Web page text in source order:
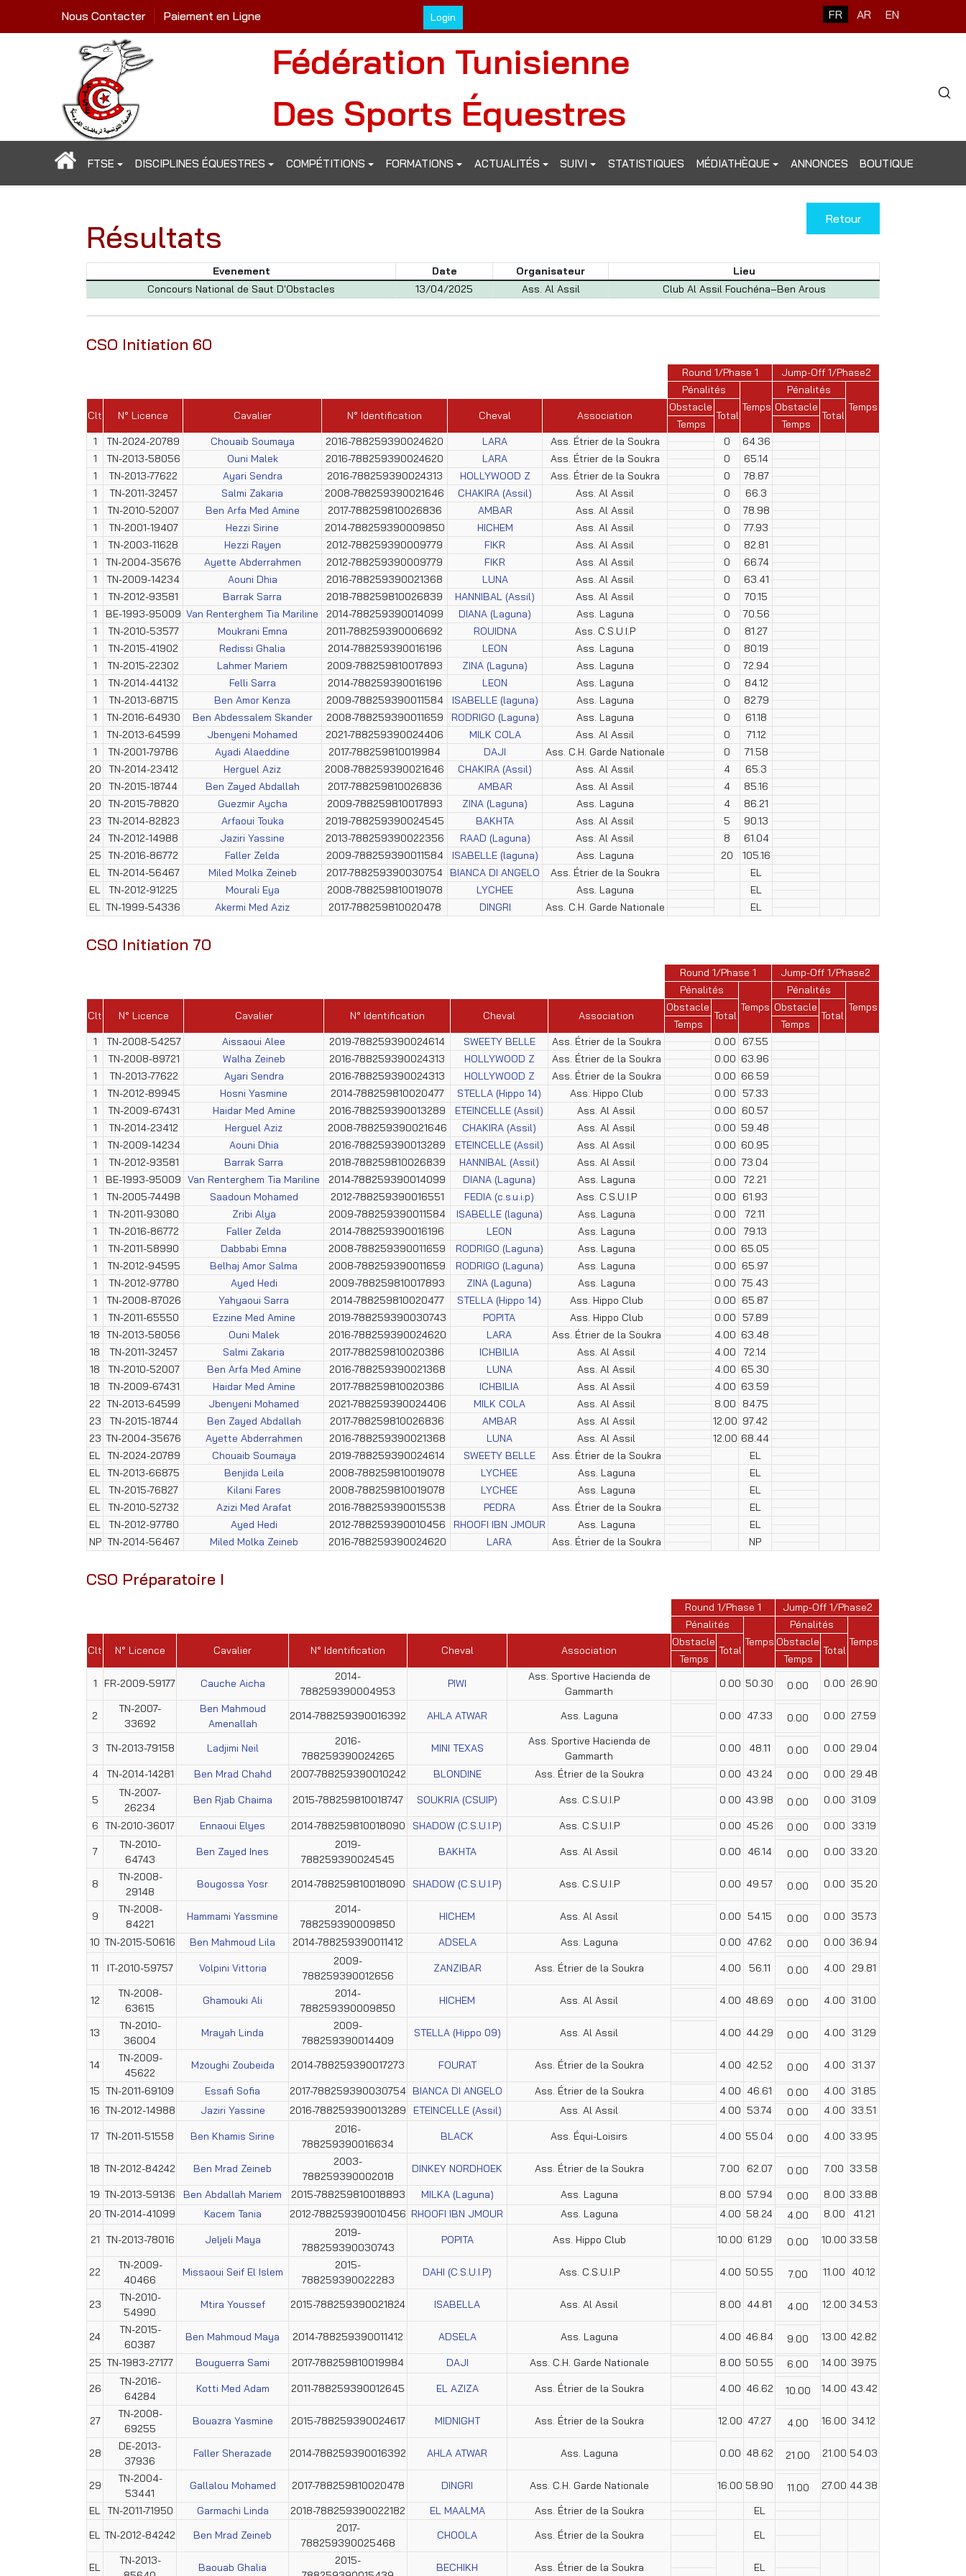
Login
Nous Contacter Paiement en Ligne Sélectionnez votre langue
FR AR EN
Fédération Tunisienne
Des Sports Équestres
Type
FTSE DISCIPLINES ÉQUESTRES COMPÉTITIONS FORMATIONS ACTUALITÉS SUIVI STATISTIQUES MÉDIATHÈQUE ANNONCES BOUTIQUE
Retour
Résultats
Evenement Date Organisateur
Lieu
Concours National de Saut D'Obstacles
13/04/2025 Ass. Al Assil Club Al Assil Fouchéna–Ben Arous
CSO Initiation 60
Round 1/Phase 1
Jump-Off 1/Phase2
Pénalités
Temps
Pénalités
Temps
Clt N° Licence Cavalier N° Identification Cheval Association
Obstacle
Total
Obstacle
Total
Temps
Temps
1
TN-2024-20789 Chouaib Soumaya 2016-788259390024620 LARA Ass. Étrier de la Soukra 0
64.36
1
TN-2013-58056 Ouni Malek 2016-788259390024620 LARA Ass. Étrier de la Soukra 0
65.14
1
TN-2013-77622 Ayari Sendra 2016-788259390024313 HOLLYWOOD Z Ass. Étrier de la Soukra 0
78.87
1
TN-2011-32457 Salmi Zakaria 2008-788259390021646 CHAKIRA (Assil) Ass. Al Assil 0
66.3
1
TN-2010-52007 Ben Arfa Med Amine 2017-788259810026836 AMBAR Ass. Al Assil 0
78.98
1
TN-2001-19407 Hezzi Sirine 2014-788259390009850 HICHEM Ass. Al Assil 0
77.93
1
TN-2003-11628 Hezzi Rayen 2012-788259390009779 FIKR Ass. Al Assil 0
82.81
1
TN-2004-35676 Ayette Abderrahmen 2012-788259390009779 FIKR Ass. Al Assil 0
66.74
1
TN-2009-14234 Aouni Dhia 2016-788259390021368 LUNA Ass. Al Assil 0
63.41
1
TN-2012-93581 Barrak Sarra 2018-788259810026839 HANNIBAL (Assil) Ass. Al Assil 0
70.15
1
BE-1993-95009 Van Renterghem Tia Mariline 2014-788259390014099 DIANA (Laguna) Ass. Laguna 0
70.56
1
TN-2010-53577 Moukrani Emna 2011-788259390006692 ROUIDNA Ass. C.S.U.I.P 0
81.27
1
TN-2015-41902 Redissi Ghalia 2014-788259390016196 LEON Ass. Laguna 0
80.19
1
TN-2015-22302 Lahmer Mariem 2009-788259810017893 ZINA (Laguna) Ass. Laguna 0
72.94
1
TN-2014-44132 Felli Sarra 2014-788259390016196 LEON Ass. Laguna 0
84.12
1
TN-2013-68715 Ben Amor Kenza 2009-788259390011584 ISABELLE (laguna) Ass. Laguna 0
82.79
1
TN-2016-64930 Ben Abdessalem Skander 2008-788259390011659 RODRIGO (Laguna) Ass. Laguna 0
61.18
1
TN-2013-64599 Jbenyeni Mohamed 2021-788259390024406 MILK COLA Ass. Al Assil 0
71.12
1
TN-2001-79786 Ayadi Alaeddine 2017-788259810019984 DAJI Ass. C.H. Garde Nationale 0
71.58
20
TN-2014-23412 Herguel Aziz 2008-788259390021646 CHAKIRA (Assil) Ass. Al Assil 4
65.3
20
TN-2015-18744 Ben Zayed Abdallah 2017-788259810026836 AMBAR Ass. Al Assil 4
85.16
20 TN-2015-78820 Guezmir Aycha 2009-788259810017893 ZINA (Laguna) Ass. Laguna 4
86.21
23 TN-2014-82823 Arfaoui Touka 2019-788259390024545 BAKHTA Ass. Al Assil 5
90.13
24 TN-2012-14988 Jaziri Yassine 2013-788259390022356 RAAD (Laguna) Ass. Al Assil 8
61.04
25 TN-2016-86772 Faller Zelda 2009-788259390011584 ISABELLE (laguna) Ass. Laguna 20
105.16
EL
TN-2014-56467 Miled Molka Zeineb 2017-788259390030754 BIANCA DI ANGELO Ass. Étrier de la Soukra
EL
EL
TN-2012-91225 Mourali Eya 2008-788259810019078 LYCHEE Ass. Laguna
EL
EL
TN-1999-54336 Akermi Med Aziz 2017-788259810020478 DINGRI Ass. C.H. Garde Nationale EL
CSO Initiation 70
Round 1/Phase 1
Jump-Off 1/Phase2
Pénalités
Temps
Pénalités
Temps
Clt N° Licence Cavalier N° Identification Cheval Association
Obstacle
Total
Obstacle
Total
Temps
Temps
1
TN-2008-54257 Aissaoui Alee 2019-788259390024614 SWEETY BELLE Ass. Étrier de la Soukra 0.00
67.55
1
TN-2008-89721 Walha Zeineb 2016-788259390024313 HOLLYWOOD Z Ass. Étrier de la Soukra 0.00 63.96
1
TN-2013-77622 Ayari Sendra 2016-788259390024313 HOLLYWOOD Z Ass. Étrier de la Soukra 0.00 66.59
1
TN-2012-89945 Hosni Yasmine 2014-788259810020477 STELLA (Hippo 14) Ass. Hippo Club 0.00
57.33
1
TN-2009-67431 Haidar Med Amine 2016-788259390013289 ETEINCELLE (Assil) Ass. Al Assil 0.00 60.57
1
TN-2014-23412 Herguel Aziz 2008-788259390021646 CHAKIRA (Assil) Ass. Al Assil 0.00 59.48
1
TN-2009-14234 Aouni Dhia 2016-788259390013289 ETEINCELLE (Assil) Ass. Al Assil 0.00 60.95
1
TN-2012-93581 Barrak Sarra 2018-788259810026839 HANNIBAL (Assil) Ass. Al Assil 0.00 73.04
1
BE-1993-95009 Van Renterghem Tia Mariline 2014-788259390014099 DIANA (Laguna) Ass. Laguna 0.00
72.21
1
TN-2005-74498 Saadoun Mohamed 2012-788259390016551 FEDIA (c.s.u.i.p) Ass. C.S.U.I.P 0.00
61.93
1
TN-2011-93080 Zribi Alya 2009-788259390011584 ISABELLE (laguna) Ass. Laguna 0.00
72.11
1
TN-2016-86772 Faller Zelda 2014-788259390016196 LEON Ass. Laguna 0.00
79.13
1
TN-2011-58990 Dabbabi Emna 2008-788259390011659 RODRIGO (Laguna) Ass. Laguna 0.00 65.05
1
TN-2012-94595 Belhaj Amor Salma 2008-788259390011659 RODRIGO (Laguna) Ass. Laguna 0.00 65.97
1
TN-2012-97780 Ayed Hedi 2009-788259810017893 ZINA (Laguna) Ass. Laguna 0.00 75.43
1
TN-2008-87026 Yahyaoui Sarra 2014-788259810020477 STELLA (Hippo 14) Ass. Hippo Club 0.00 65.87
1
TN-2011-65550 Ezzine Med Amine 2019-788259390030743 POPITA Ass. Hippo Club 0.00
57.89
18 TN-2013-58056 Ouni Malek 2016-788259390024620 LARA Ass. Étrier de la Soukra 4.00 63.48
18
TN-2011-32457 Salmi Zakaria 2017-788259810020386 ICHBILIA Ass. Al Assil 4.00
72.14
18
TN-2010-52007 Ben Arfa Med Amine 2016-788259390021368 LUNA Ass. Al Assil 4.00 65.30
18
TN-2009-67431 Haidar Med Amine 2017-788259810020386 ICHBILIA Ass. Al Assil 4.00 63.59
22 TN-2013-64599 Jbenyeni Mohamed 2021-788259390024406 MILK COLA Ass. Al Assil 8.00
84.75
23
TN-2015-18744 Ben Zayed Abdallah 2017-788259810026836 AMBAR Ass. Al Assil 12.00 97.42
23 TN-2004-35676 Ayette Abderrahmen 2016-788259390021368 LUNA Ass. Al Assil 12.00 68.44
EL
TN-2024-20789 Chouaib Soumaya 2019-788259390024614 SWEETY BELLE Ass. Étrier de la Soukra
EL
EL
TN-2013-66875 Benjida Leila 2008-788259810019078 LYCHEE Ass. Laguna
EL
EL
TN-2015-76827 Kilani Fares 2008-788259810019078 LYCHEE Ass. Laguna
EL
EL
TN-2010-52732 Azizi Med Arafat 2016-788259390015538 PEDRA Ass. Étrier de la Soukra
EL
EL
TN-2012-97780 Ayed Hedi 2012-788259390010456 RHOOFI IBN JMOUR Ass. Laguna
EL
NP TN-2014-56467 Miled Molka Zeineb 2016-788259390024620 LARA Ass. Étrier de la Soukra NP
CSO Préparatoire I
Round 1/Phase 1
Jump-Off 1/Phase2
Pénalités
Temps
Pénalités
Temps
Clt N° Licence Cavalier N° Identification Cheval Association
Obstacle
Total
Obstacle
Total
Temps
Temps
1
FR-2009-59177 Cauche Aicha
2014-
788259390004953
PIWI
Ass. Sportive Hacienda de
Gammarth
0.00 50.30 0.00 26.90
0.00
2
TN-2007-
33692
Ben Mahmoud
Amenallah
2014-788259390016392 AHLA ATWAR Ass. Laguna 0.00 47.33 0.00 27.59
0.00
3 TN-2013-79158 Ladjimi Neil
2016-
788259390024265
MINI TEXAS
Ass. Sportive Hacienda de
Gammarth
0.00 48.11 0.00 29.04
0.00
4
TN-2014-14281 Ben Mrad Chahd 2007-788259390010242 BLONDINE Ass. Étrier de la Soukra 0.00 43.24 0.00 29.48
0.00
5
TN-2007-
26234
Ben Rjab Chaima 2015-788259810018747 SOUKRIA (CSUIP) Ass. C.S.U.I.P 0.00 43.98 0.00 31.09
0.00
6 TN-2010-36017 Ennaoui Elyes 2014-788259810018090 SHADOW (C.S.U.I.P) Ass. C.S.U.I.P 0.00 45.26 0.00 33.19
0.00
7
TN-2010-
64743
Ben Zayed Ines
2019-
788259390024545
BAKHTA Ass. Al Assil 0.00 46.14 0.00 33.20
0.00
8
TN-2008-
29148
Bougossa Yosr 2014-788259810018090 SHADOW (C.S.U.I.P) Ass. C.S.U.I.P 0.00 49.57 0.00 35.20
0.00
9
TN-2008-
84221
Hammami Yassmine
2014-
788259390009850
HICHEM Ass. Al Assil 0.00 54.15 0.00 35.73
0.00
10 TN-2015-50616 Ben Mahmoud Lila 2014-788259390011412 ADSELA Ass. Laguna 0.00 47.62 0.00 36.94
0.00
11
IT-2010-59757 Volpini Vittoria
2009-
788259390012656
ZANZIBAR Ass. Étrier de la Soukra 4.00 56.11 4.00 29.81
0.00
12
TN-2008-
63615
Ghamouki Ali
2014-
788259390009850
HICHEM Ass. Al Assil 4.00 48.69 4.00 31.00
0.00
13
TN-2010-
36004
Mrayah Linda
2009-
788259390014409
STELLA (Hippo 09) Ass. Al Assil 4.00 44.29 4.00 31.29
0.00
14
TN-2009-
45622
Mzoughi Zoubeida 2014-788259390017273 FOURAT Ass. Étrier de la Soukra 4.00 42.52 4.00 31.37
0.00
15 TN-2011-69109 Essafi Sofia 2017-788259390030754 BIANCA DI ANGELO Ass. Étrier de la Soukra 4.00 46.61 4.00 31.85
0.00
16 TN-2012-14988 Jaziri Yassine 2016-788259390013289 ETEINCELLE (Assil) Ass. Al Assil 4.00 53.74 4.00 33.51
0.00
17 TN-2011-51558 Ben Khamis Sirine
2016-
788259390016634
BLACK Ass. Équi-Loisirs 4.00 55.04 4.00 33.95
0.00
18 TN-2012-84242 Ben Mrad Zeineb
2003-
788259390002018
DINKEY NORDHOEK Ass. Étrier de la Soukra 7.00 62.07 7.00 33.58
0.00
19 TN-2013-59136 Ben Abdallah Mariem 2015-788259810018893 MILKA (Laguna) Ass. Laguna 8.00 57.94 8.00 33.88
0.00
20 TN-2014-41099 Kacem Tania 2012-788259390010456 RHOOFI IBN JMOUR Ass. Laguna 4.00 58.24 8.00 41.21
4.00
21 TN-2013-78016 Jeljeli Maya
2019-
788259390030743
POPITA Ass. Hippo Club 10.00 61.29 10.00 33.58
0.00
22
TN-2009-
40466
Missaoui Seif El Islem
2015-
788259390022283
DAHI (C.S.U.I.P) Ass. C.S.U.I.P 4.00 50.55 11.00 40.12
7.00
23
TN-2010-
54990
Mtira Youssef 2015-788259390021824 ISABELLA Ass. Al Assil 8.00 44.81 12.00 34.53
4.00
24
TN-2015-
60387
Ben Mahmoud Maya 2014-788259390011412 ADSELA Ass. Laguna 4.00 46.84 13.00 42.82
9.00
25 TN-1983-27177 Bouguerra Sami 2017-788259810019984 DAJI Ass. C.H. Garde Nationale 8.00 50.55 14.00 39.75
6.00
26
TN-2016-
64284
Kotti Med Adam 2011-788259390012645 EL AZIZA Ass. Étrier de la Soukra 4.00 46.62 14.00 43.42
10.00
27
TN-2008-
69255
Bouazra Yasmine 2015-788259390024617 MIDNIGHT Ass. Étrier de la Soukra 12.00 47.27 16.00 34.12
4.00
28
DE-2013-
37936
Faller Sherazade 2014-788259390016392 AHLA ATWAR Ass. Laguna 0.00 48.62 21.00 54.03
21.00
29
TN-2004-
53441
Gallalou Mohamed 2017-788259810020478 DINGRI Ass. C.H. Garde Nationale 16.00 58.90 27.00 44.38
11.00
EL
TN-2011-71950 Garmachi Linda 2018-788259390022182 EL MAALMA Ass. Étrier de la Soukra
EL
EL
TN-2012-84242 Ben Mrad Zeineb
2017-
788259390025468
CHOOLA Ass. Étrier de la Soukra EL
EL
TN-2013-
Baouab Ghalia
2015-
BECHIKH Ass. Étrier de la Soukra EL